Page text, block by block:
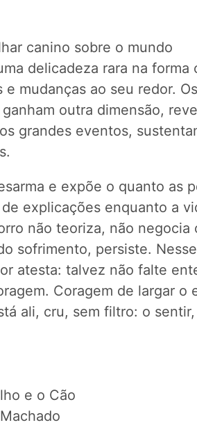
canino sobre o mundo
delicadeza rara na forma
e mudanças ao seu redor.
outra dimensão,
grandes eventos,
e expõe o quanto as
explicações enquanto a
não teoriza, não negocia
sofrimento, persiste.
atesta: talvez não falte
Coragem de largar o
ali, cru, sem filtro: o
e o Cão